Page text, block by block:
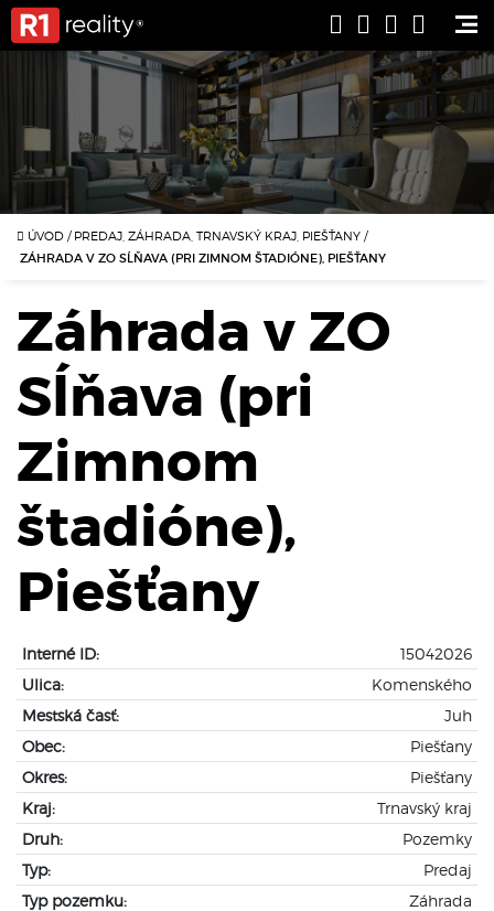
ÚVOD / PREDAJ, ZÁHRADA, TRNAVSKÝ KRAJ, PIEŠŤANY /
ZÁHRADA V ZO SĹŇAVA (PRI ZIMNOM ŠTADIÓNE), PIEŠŤANY
Záhrada v ZO
Sĺňava (pri
Zimnom
štadióne),
Piešťany
Interné ID:
15042026
Ulica:
Komenského
Mestská časť:
Juh
Obec:
Piešťany
Okres:
Piešťany
Kraj:
Trnavský kraj
Druh:
Pozemky
Typ:
Predaj
Typ pozemku:
Záhrada